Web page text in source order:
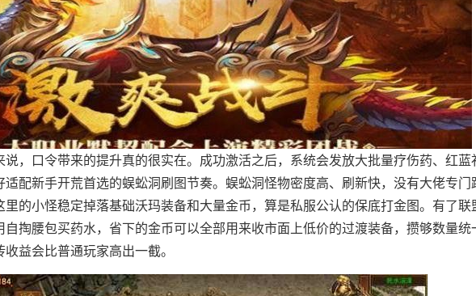
，口令带来的提升真的很实在。成功激活之后，系统会发放大批量疗伤药、红蓝
配新手开荒首选的蜈蚣洞刷图节奏。蜈蚣洞怪物密度高、刷新快，没有大佬专门
里的小怪稳定掉落基础沃玛装备和大量金币，算是私服公认的保底打金图。有了联
掏腰包买药水，省下的金币可以全部用来收市面上低价的过渡装备，攒够数量统
益会比普通玩家高出一截。